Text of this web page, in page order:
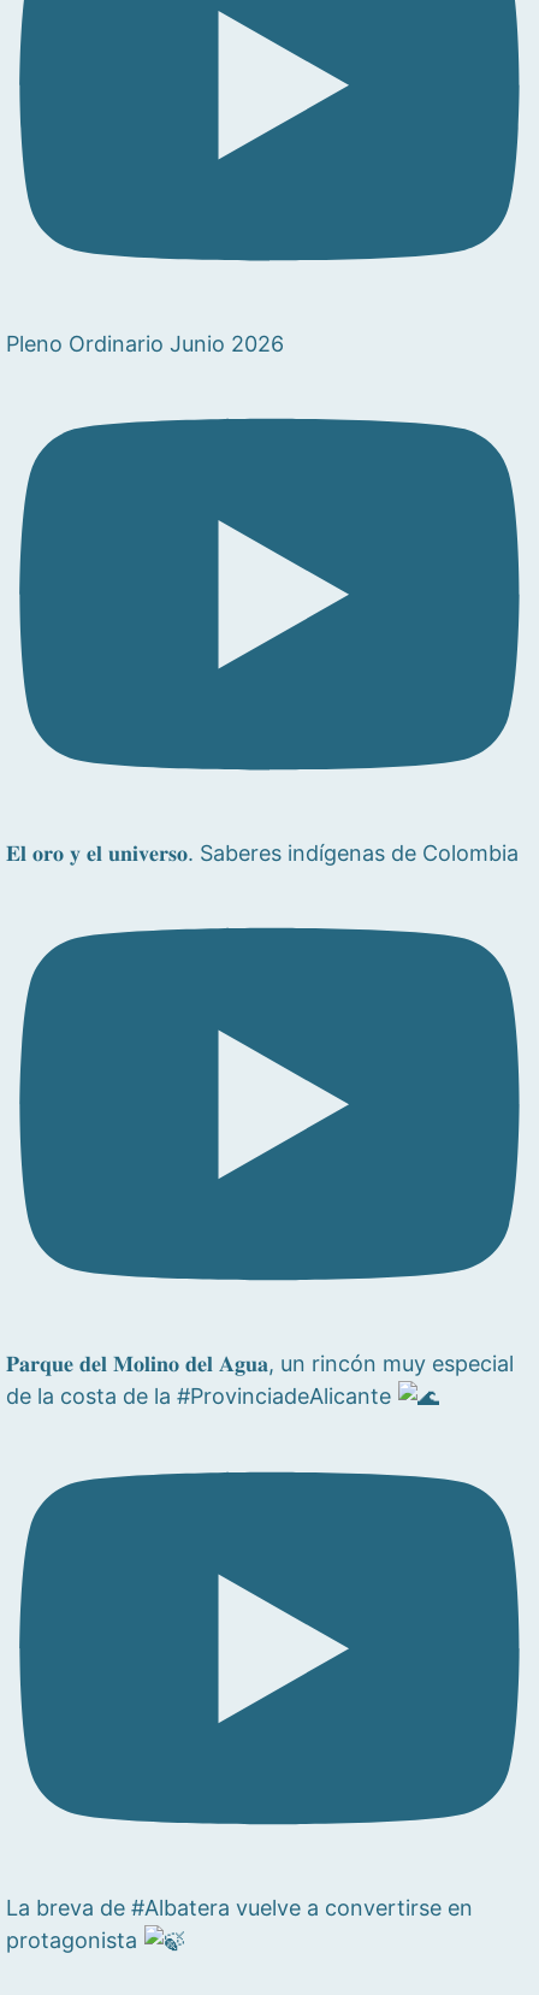
Pleno Ordinario Junio 2026
𝐄𝐥 𝐨𝐫𝐨 𝐲 𝐞𝐥 𝐮𝐧𝐢𝐯𝐞𝐫𝐬𝐨. Saberes indígenas de Colombia
𝐏𝐚𝐫𝐪𝐮𝐞 𝐝𝐞𝐥 𝐌𝐨𝐥𝐢𝐧𝐨 𝐝𝐞𝐥 𝐀𝐠𝐮𝐚, un rincón muy especial
de la costa de la #ProvinciadeAlicante
La breva de #Albatera vuelve a convertirse en
protagonista